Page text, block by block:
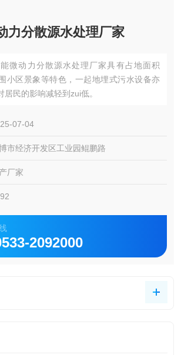
力分散源水处理厂家
微动力分散源水处理厂家具有占地面积
小区景象等特色，一起地埋式污水设备亦
民的影响减轻到zui低。
07-04
市经济开发区工业园鲲鹏路
厂家
2092000